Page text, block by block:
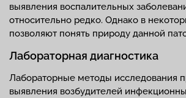
выявления воспалительных
относительно редко. Однако в
позволяют понять природу данной
Лабораторная диагностика
Лабораторные методы исследования
выявления возбудителей